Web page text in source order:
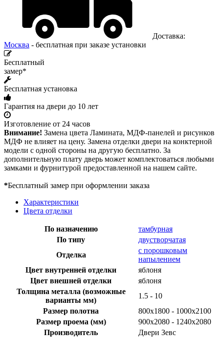
Доставка:
Москва - бесплатная при заказе установки
Бесплатный
замер*
Бесплатная установка
Гарантия на двери до 10 лет
Изготовление от 24 часов
Внимание! Замена цвета Ламината, МДФ-панелей и рисунков
МДФ не влияет на цену. Замена отделки двери на конктерной
модели с одной стороны на другую бесплатно. За
дополнительную плату дверь может комплектоваться любыми
замками и фурнитурой предоставленной на нашем сайте.
*Бесплатный замер при оформлении заказа
Характеристики
Цвета отделки
По назначению
тамбурная
По типу
двустворчатая
Отделка
с порошковым
напылением
Цвет внутренней отделки
яблоня
Цвет внешней отделки
яблоня
Толщина металла (возможные
варианты мм)
1.5 - 10
Размер полотна
800x1800 - 1000x2100
Размер проема (мм)
900х2080 - 1240х2080
Производитель
Двери Зевс